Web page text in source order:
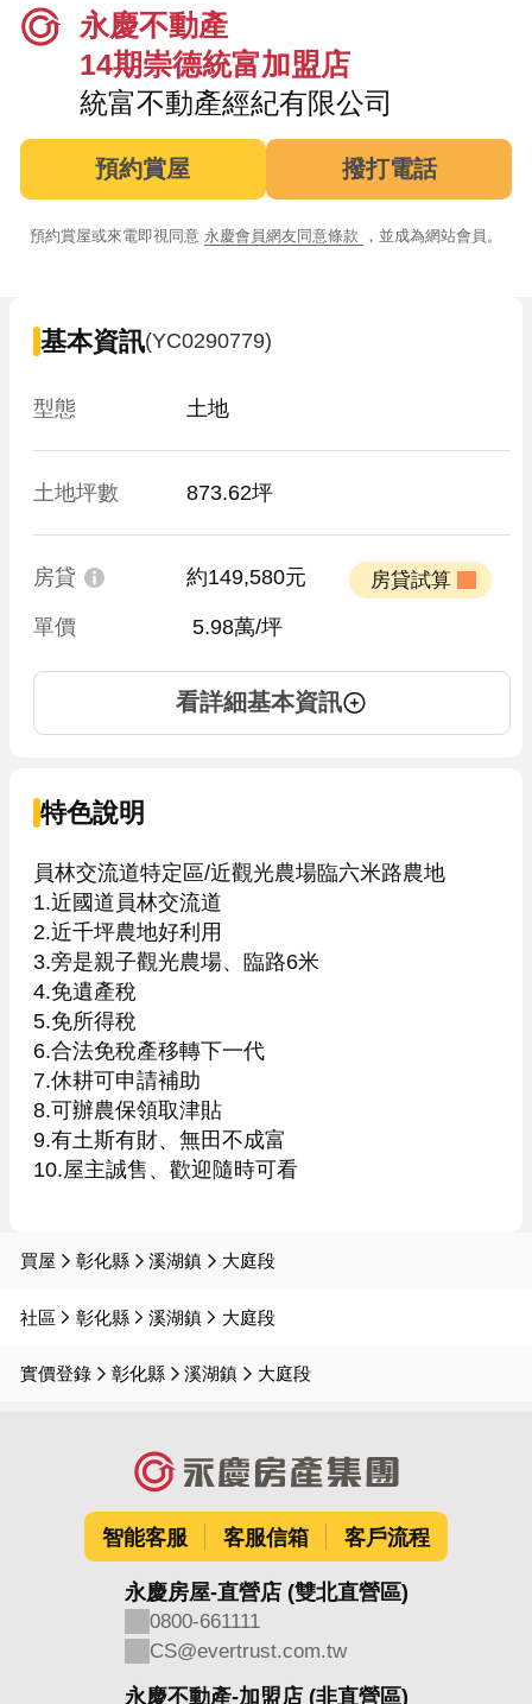
永慶不動產
14期崇德統富加盟店
統富不動產經紀有限公司
預約賞屋 撥打電話
預約賞屋或來電即視同意 永慶會員網友同意條款 ，並成為網站會員。
基本資訊(YC0290779)
型態 土地
土地坪數 873.62坪
房貸 約149,580元
單價 5.98萬/坪
看詳細基本資訊
特色說明
員林交流道特定區/近觀光農場臨六米路農地
1.近國道員林交流道
2.近千坪農地好利用
3.旁是親子觀光農場、臨路6米
4.免遺產稅
5.免所得稅
6.合法免稅產移轉下一代
7.休耕可申請補助
8.可辦農保領取津貼
9.有土斯有財、無田不成富
10.屋主誠售、歡迎隨時可看
買屋 彰化縣 溪湖鎮 大庭段
社區 彰化縣 溪湖鎮 大庭段
實價登錄 彰化縣 溪湖鎮 大庭段
智能客服 客服信箱 客戶流程
永慶房屋-直營店 (雙北直營區)
0800-661111
CS@evertrust.com.tw
永慶不動產-加盟店 (非直營區)